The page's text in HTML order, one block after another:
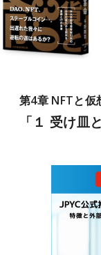
第4章 NFTと仮
「１ 受け皿